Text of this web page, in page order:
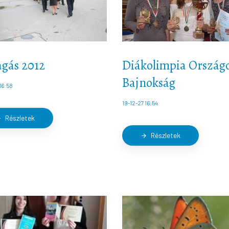
2012
Részletek
Diákolimpia
Bajnokság
19-12-27 16:54
arrow_forward Részletek